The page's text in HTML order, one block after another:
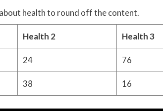
health to round off the content.
Health 2 Health 3
24 76
38 16